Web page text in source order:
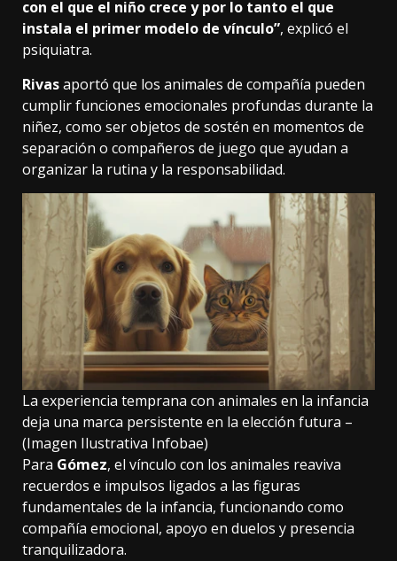
con el que el niño crece y por lo tanto el que
instala el primer modelo de vínculo”, explicó el
psiquiatra.
Rivasaportó que los animales de compañía pueden
cumplir funciones emocionales profundas durante la
niñez, como ser objetos de sostén en momentos de
separación o compañeros de juego que ayudan a
organizar la rutina y la responsabilidad.
La experiencia temprana con animales en la infancia
deja una marca persistente en la elección futura –
(Imagen Ilustrativa Infobae)
Para Gómez, el vínculo con los animales reaviva
recuerdos e impulsos ligados a las figuras
fundamentales de la infancia, funcionando como
compañía emocional, apoyo en duelos y presencia
tranquilizadora.